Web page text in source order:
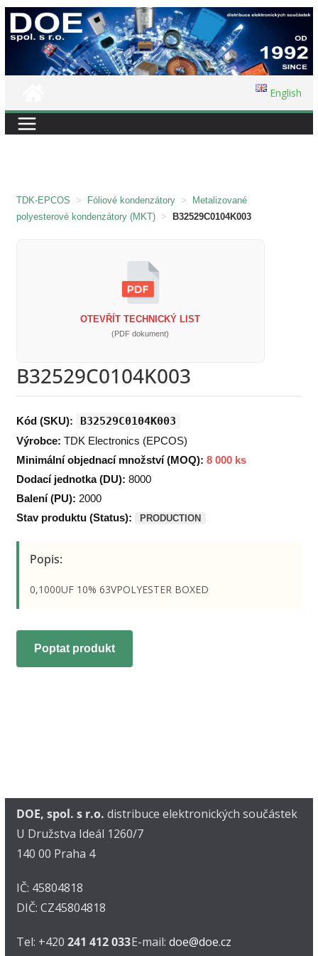
Přeskočit
na
English
TDK-EPCOS > Fóliové kondenzátory >
Metalizované
polyesterové kondenzátory (MKT) > B32529C0104K003
OTEVŘÍT TECHNICKÝ LIST
(PDF dokument)
B32529C0104K003
Kód (SKU): B32529C0104K003
Výrobce: TDK Electronics (EPCOS)
Minimální objednací množství (MOQ): 8 000 ks
Dodací jednotka (DU): 8000
Balení (PU): 2000
Stav produktu (Status):
PRODUCTION
Popis:
0,1000UF 10% 63VPOLYESTER BOXED
Poptat produkt
DOE, spol. s r.o. distribuce elektronických součástek
U Družstva Ideál 1260/7
140 00 Praha 4
IČ: 45804818
DIČ: CZ45804818
Tel: +420 241 412 033E-mail: doe@doe.cz